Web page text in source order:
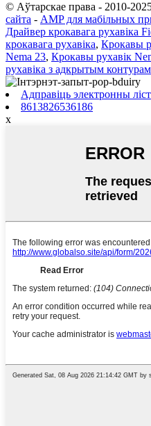
© Аўтарскае права - 2010-
сайта - AMP для мабільных
Драйвер крокавага рухавіка
крокавага рухавіка, Крокавы
Nema 23, Крокавы рухавік
рухавіка з адкрытым контурам
Адправіць электронны ліст
8613826536186
x